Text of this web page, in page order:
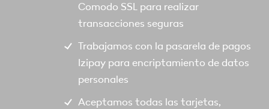
Comodo SSL para realizar
transacciones seguras
Trabajamos con la pasarela de pagos
Izipay para encriptamiento de datos
personales
Aceptamos todas las tarjetas,